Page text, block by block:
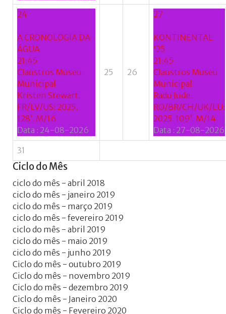
24
A CRONOLOGIA DA
ÁGUA
21:45
Claustros Museu
Municipal
Kristen Stewart.
FR/LV/US: 2025.
128’. M/16
Data : 24-08-2026
25 26
27
KONTINENTAL
'25
21:45
Claustros Museu
Municipal
Radu Jude.
RO/BR/CH/UK/LU:
2025. 109’. M/14
Data : 27-08-2026
31
CiclodoMês
ciclo do mês - abril 2018
ciclo do mês - janeiro 2019
ciclo do mês - março 2019
ciclo do mês - fevereiro 2019
ciclo do mês - abril 2019
ciclo do mês - maio 2019
ciclo do mês - junho 2019
Ciclo do mês - outubro 2019
Ciclo do mês - novembro 2019
Ciclo do mês - dezembro 2019
Ciclo do mês - Janeiro 2020
Ciclo do mês - Fevereiro 2020